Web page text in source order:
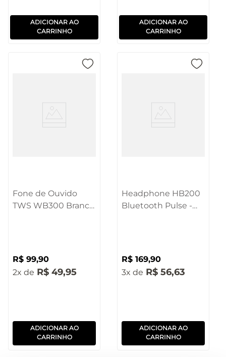
ADICIONAR AO
CARRINHO
ADICIONAR AO
CARRINHO
Fone de Ouvido
TWS WB300 Branco
R$ 99,90
2
R$ 49,95
ADICIONAR AO
CARRINHO
Headphone HB200
Bluetooth Pulse -
R$ 169,90
3
R$ 56,63
ADICIONAR AO
CARRINHO